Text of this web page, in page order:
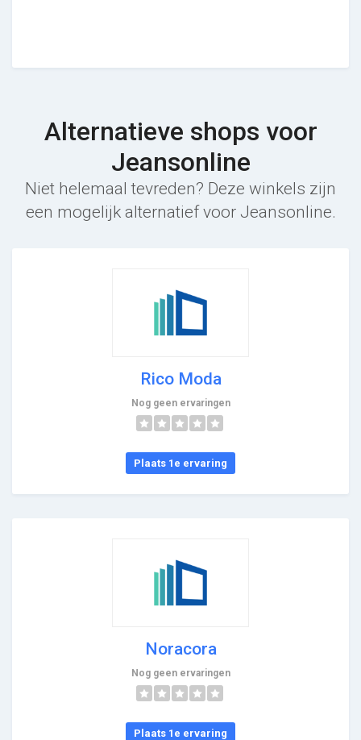
Alternatieve shops voor
Jeansonline
Niet helemaal tevreden? Deze winkels zijn
een mogelijk alternatief voor Jeansonline.
Rico Moda
Nog geen ervaringen
Plaats 1e ervaring
Noracora
Nog geen ervaringen
Plaats 1e ervaring